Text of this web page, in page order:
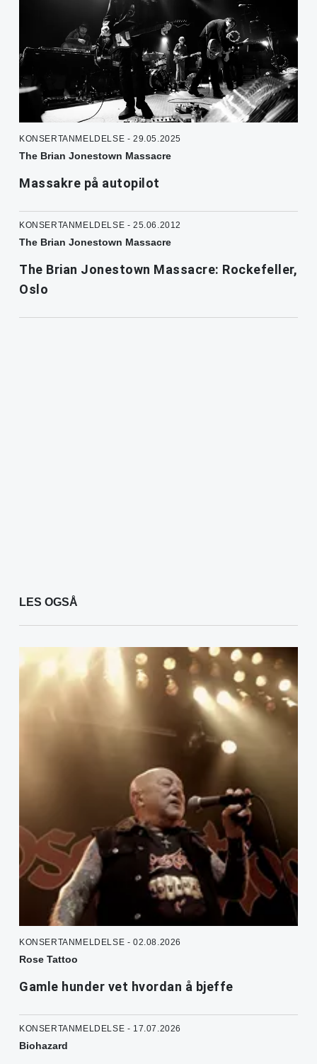
KONSERTANMELDELSE - 29.05.2025
The Brian Jonestown Massacre
Massakre på autopilot
KONSERTANMELDELSE - 25.06.2012
The Brian Jonestown Massacre
The Brian Jonestown Massacre: Rockefeller,
Oslo
LES OGSÅ
KONSERTANMELDELSE - 02.08.2026
Rose Tattoo
Gamle hunder vet hvordan å bjeffe
KONSERTANMELDELSE - 17.07.2026
Biohazard